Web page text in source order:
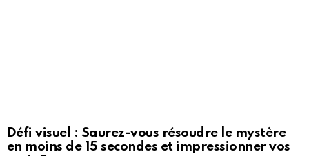
Défi visuel : Saurez-vous résoudre le mystère
en moins de 15 secondes et impressionner vos